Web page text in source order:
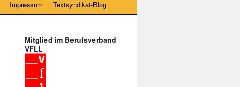
Impressum Textsyndikat-Blog
Mitglied im Berufsverband
VFLL